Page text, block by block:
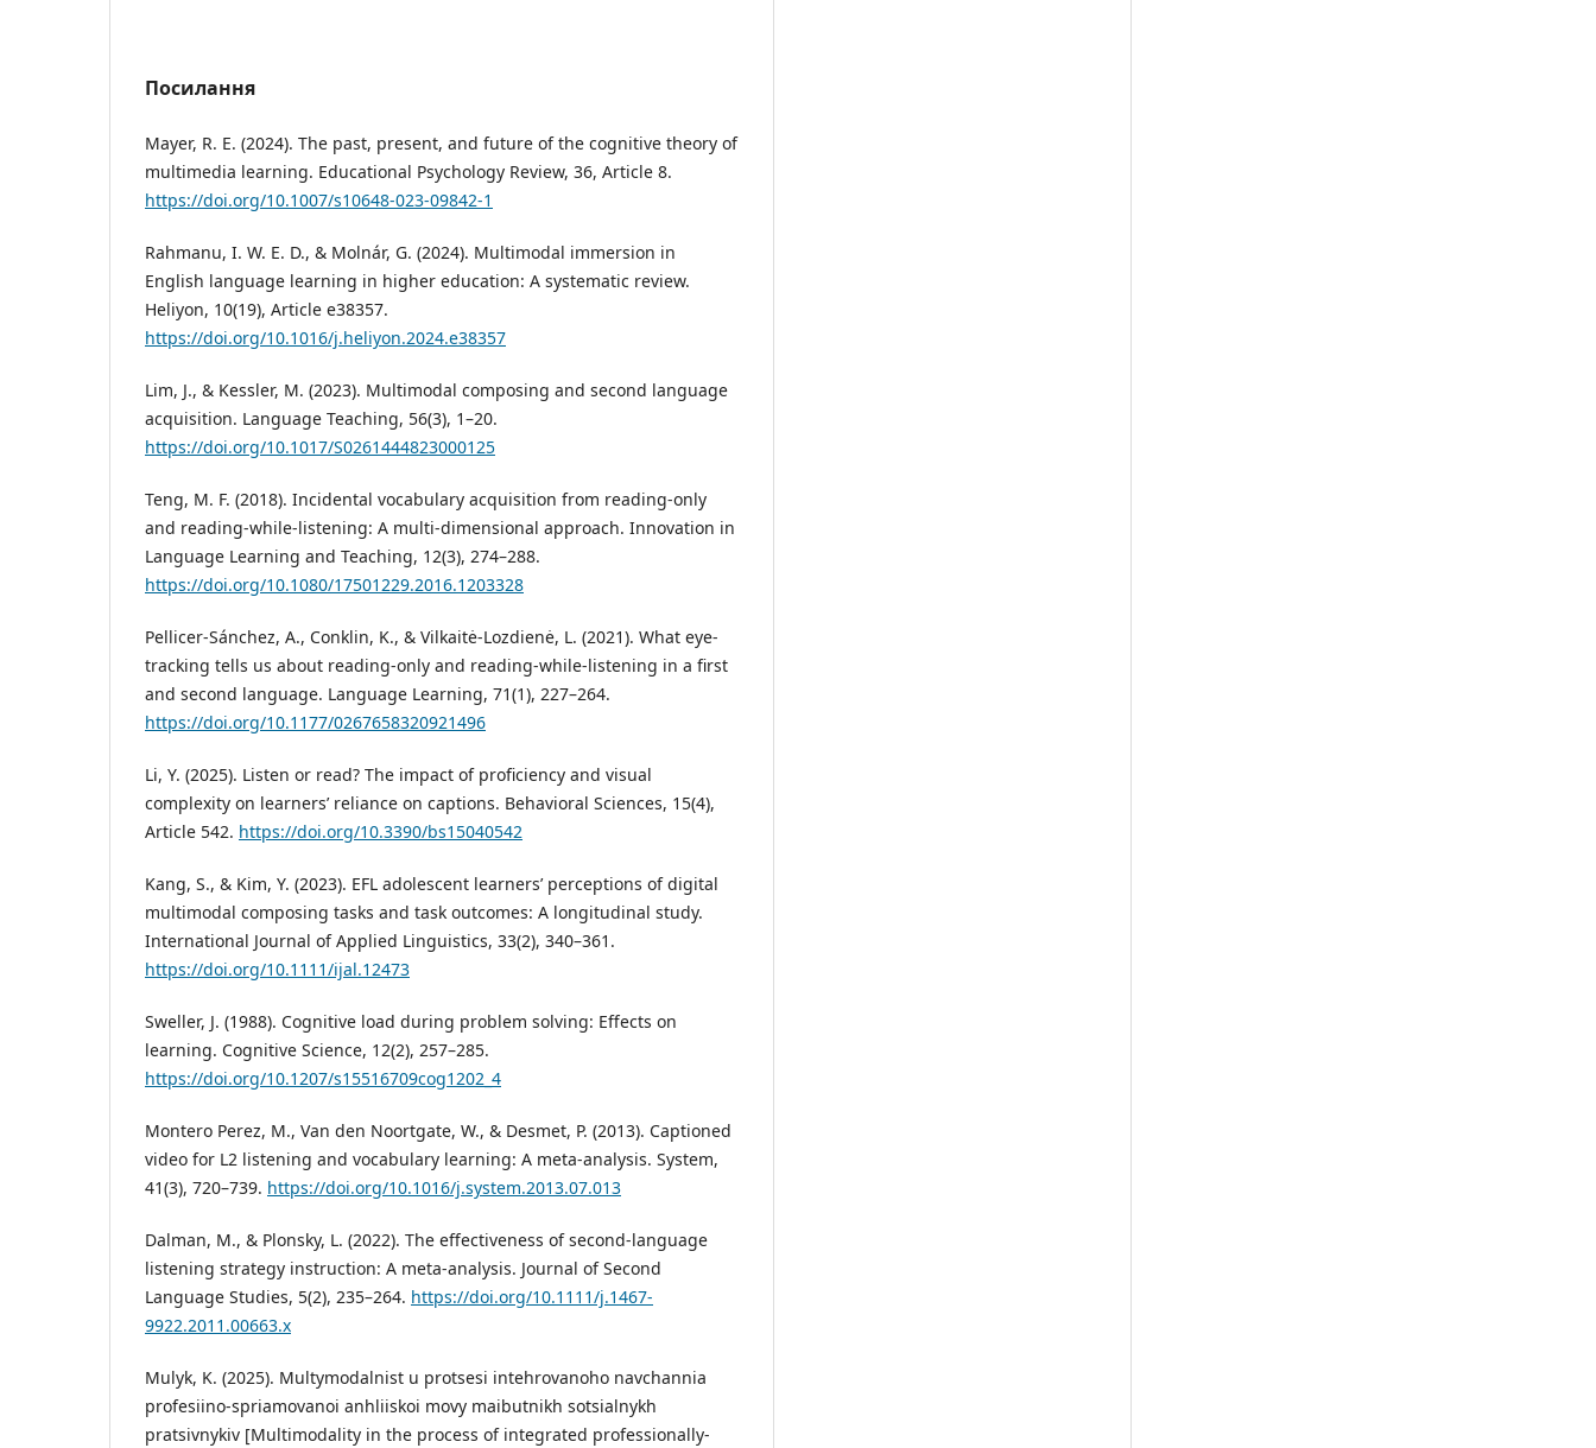
Посилання
Mayer, R. E. (2024). The past, present, and future of the cognitive theory of
multimedia learning. Educational Psychology Review, 36, Article 8.
https://doi.org/10.1007/s10648-023-09842-1
Rahmanu, I. W. E. D., & Molnár, G. (2024). Multimodal immersion in
English language learning in higher education: A systematic review.
Heliyon, 10(19), Article e38357.
https://doi.org/10.1016/j.heliyon.2024.e38357
Lim, J., & Kessler, M. (2023). Multimodal composing and second language
acquisition. Language Teaching, 56(3), 1–20.
https://doi.org/10.1017/S0261444823000125
Teng, M. F. (2018). Incidental vocabulary acquisition from reading-only
and reading-while-listening: A multi-dimensional approach. Innovation in
Language Learning and Teaching, 12(3), 274–288.
https://doi.org/10.1080/17501229.2016.1203328
Pellicer-Sánchez, A., Conklin, K., & Vilkaitė-Lozdienė, L. (2021). What eye-
tracking tells us about reading-only and reading-while-listening in a first
and second language. Language Learning, 71(1), 227–264.
https://doi.org/10.1177/0267658320921496
Li, Y. (2025). Listen or read? The impact of proficiency and visual
complexity on learners’ reliance on captions. Behavioral Sciences, 15(4),
Article 542. https://doi.org/10.3390/bs15040542
Kang, S., & Kim, Y. (2023). EFL adolescent learners’ perceptions of digital
multimodal composing tasks and task outcomes: A longitudinal study.
International Journal of Applied Linguistics, 33(2), 340–361.
https://doi.org/10.1111/ijal.12473
Sweller, J. (1988). Cognitive load during problem solving: Effects on
learning. Cognitive Science, 12(2), 257–285.
https://doi.org/10.1207/s15516709cog1202_4
Montero Perez, M., Van den Noortgate, W., & Desmet, P. (2013). Captioned
video for L2 listening and vocabulary learning: A meta-analysis. System,
41(3), 720–739. https://doi.org/10.1016/j.system.2013.07.013
Dalman, M., & Plonsky, L. (2022). The effectiveness of second-language
listening strategy instruction: A meta-analysis. Journal of Second
Language Studies, 5(2), 235–264. https://doi.org/10.1111/j.1467-
9922.2011.00663.x
Mulyk, K. (2025). Multymodalnist u protsesi intehrovanoho navchannia
profesiino-spriamovanoi anhliiskoi movy maibutnikh sotsialnykh
pratsivnykiv [Multimodality in the process of integrated professionally-